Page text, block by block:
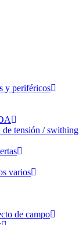
y periféricos
de tensión / swithing
varios
de campo